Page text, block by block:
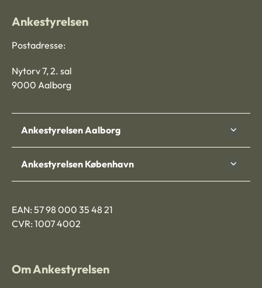
Ankestyrelsen
Postadresse:
Nytorv 7, 2. sal
9000 Aalborg
Ankestyrelsen Aalborg
Ankestyrelsen København
EAN: 57 98 000 35 48 21
CVR: 1007 4002
Om Ankestyrelsen